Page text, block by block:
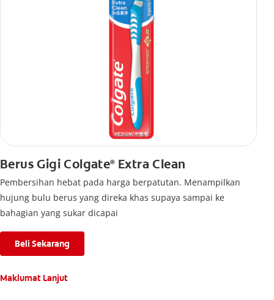
Berus Gigi Colgate®Extra Clean
Pembersihan hebat pada harga berpatutan. Menampilkan
hujung bulu berus yang direka khas supaya sampai ke
bahagian yang sukar dicapai
Beli Sekarang
Maklumat Lanjut